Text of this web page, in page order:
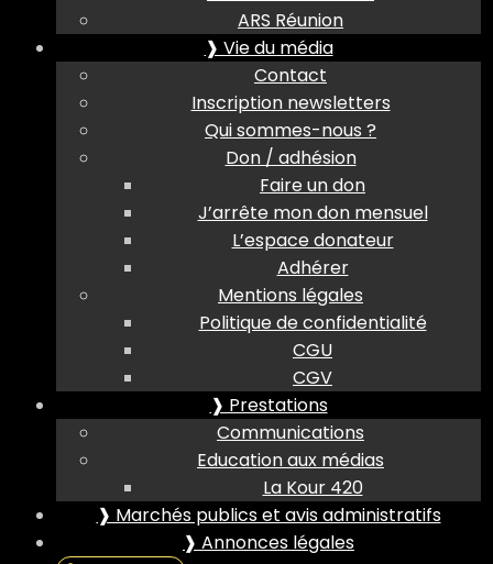
ARS Réunion
❱ Vie du média
Contact
Inscription newsletters
Qui sommes-nous ?
Don / adhésion
Faire un don
J’arrête mon don mensuel
L’espace donateur
Adhérer
Mentions légales
Politique de confidentialité
CGU
CGV
❱ Prestations
Communications
Education aux médias
La Kour 420
❱ Marchés publics et avis administratifs
❱ Annonces légales